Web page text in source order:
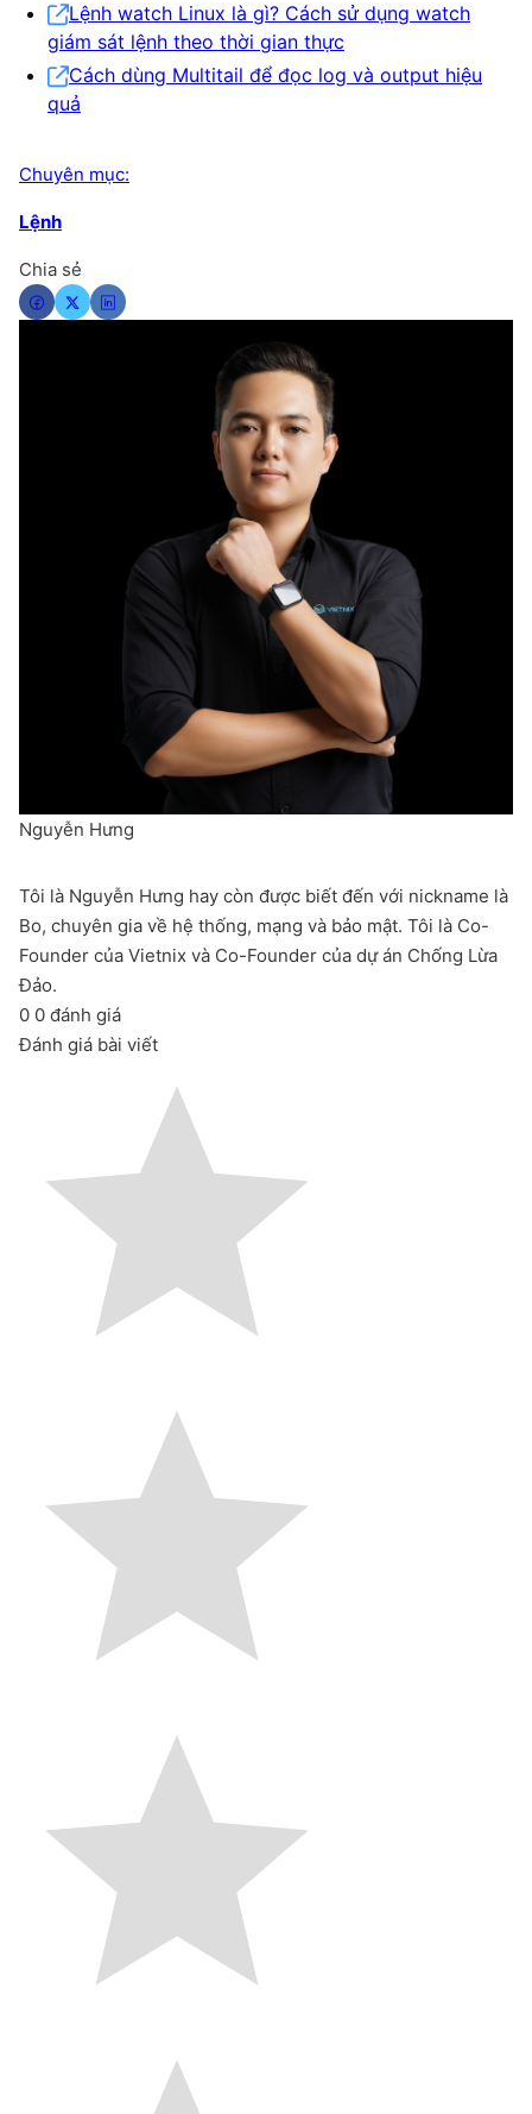
Lệnh watch Linux là gì? Cách sử dụng watch
giám sát lệnh theo thời gian thực
Cách dùng Multitail để đọc log và output hiệu
quả
Chuyên mục:
Lệnh
Chia sẻ
Nguyễn Hưng
Tôi là Nguyễn Hưng hay còn được biết đến với nickname là
Bo, chuyên gia về hệ thống, mạng và bảo mật. Tôi là Co-
Founder của Vietnix và Co-Founder của dự án Chống Lừa
Đảo.
0 0 đánh giá
Đánh giá bài viết